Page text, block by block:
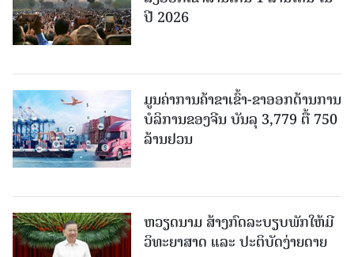
ປີ 2026
ມູນຄ່າການຄ້າຂາເຂົ້າ-ຂາອອກດ້ານການ
ບໍລິການຂອງຈີນ ບັນລຸ 3,779 ຕື້ 750
ລ້ານຢວນ
ຫວຽດນາມ ສ້າງກົດລະບຽບພັກໃຫ້ມີ
ວິທະຍາສາດ ແລະ ປະຕິບັດງ່າຍດາຍ